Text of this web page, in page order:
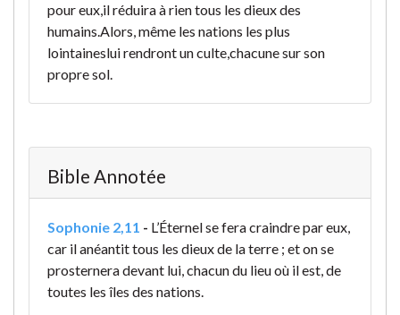
pour eux,il réduira à rien tous les dieux des
humains.Alors, même les nations les plus
lointaineslui rendront un culte,chacune sur son
propre sol.
Bible Annotée
Sophonie 2,11 - L’Éternel se fera craindre par eux,
car il anéantit tous les dieux de la terre ; et on se
prosternera devant lui, chacun du lieu où il est, de
toutes les îles des nations.